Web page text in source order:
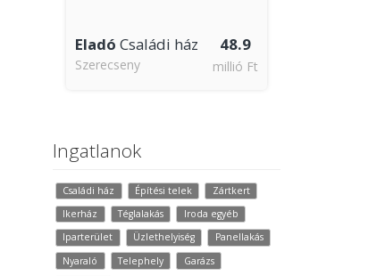
48.9
millió Ft
Eladó Családi ház
Szerecseny
Ingatlanok
Családi ház Építési telek
Zártkert
Ikerház
Téglalakás
Iroda egyéb
Iparterület
Üzlethelyiség
Panellakás
Nyaraló
Telephely
Garázs